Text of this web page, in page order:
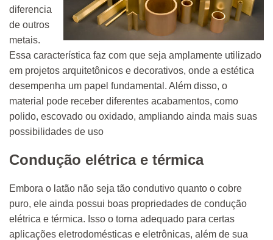
diferencia
de outros
metais.
Essa característica faz com que seja amplamente utilizado
em projetos arquitetônicos e decorativos, onde a estética
desempenha um papel fundamental. Além disso, o
material pode receber diferentes acabamentos, como
polido, escovado ou oxidado, ampliando ainda mais suas
possibilidades de uso
Condução elétrica e térmica
Embora o latão não seja tão condutivo quanto o cobre
puro, ele ainda possui boas propriedades de condução
elétrica e térmica. Isso o torna adequado para certas
aplicações eletrodomésticas e eletrônicas, além de sua